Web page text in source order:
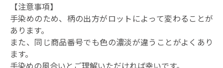
【注意事項】
手染めのため、柄の出方がロットによって変わることが
あります。
また、同じ商品番号でも色の濃淡が違うことがよくあり
ます。